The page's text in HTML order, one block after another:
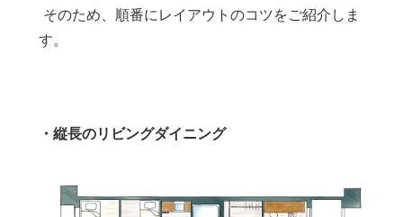
そのため、順番にレイアウトのコツをご紹介しま
す。
・縦長のリビングダイニング